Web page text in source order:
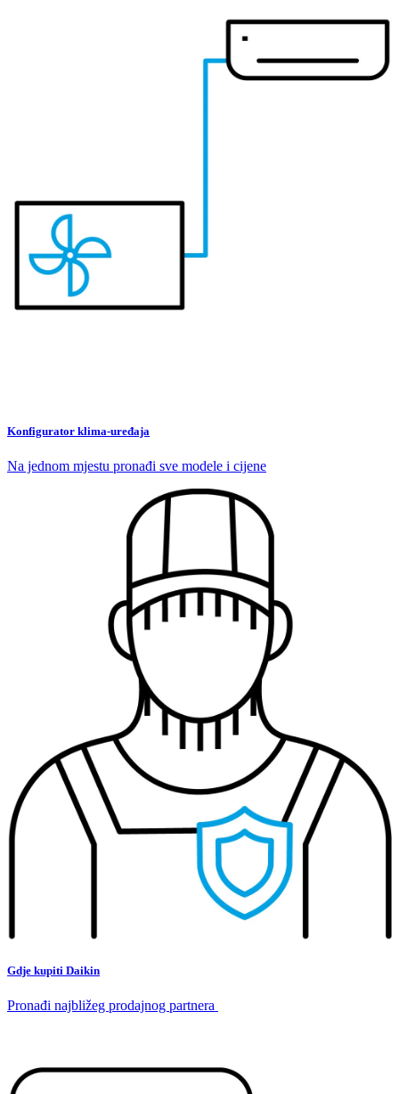
Konfigurator klima-uređaja
Na jednom mjestu pronađi sve modele i cijene
Gdje kupiti Daikin
Pronađi najbližeg prodajnog partnera